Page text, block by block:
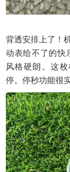
背透安排上了！
动表给不了的快
风格硬朗。这
停。停秒功能很